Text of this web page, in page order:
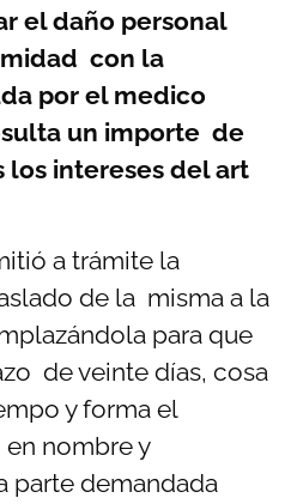
el daño personal
con la
por el medico
un importe de
los intereses del art
a trámite la
de la misma a la
para que
de veinte días, cosa
y forma el
nombre y
parte demandada